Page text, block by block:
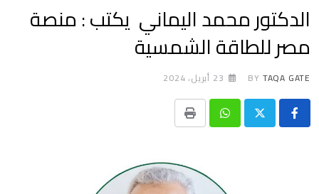
الدكتور محمد اليماني يكتب : منصة
مصر للطاقة الشمسية
BY TAQA GATE 23 أبريل، 2024
Whatsapp
Print